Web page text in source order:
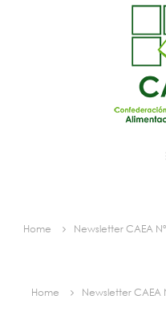
Home Newsletter CAEA
Home Newsletter CAEA